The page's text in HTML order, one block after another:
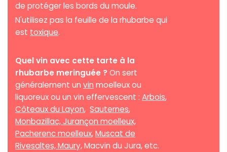
de protéger les bords du moule.
N'utilisez pas la feuille de la rhubarbe qui
est toxique.
Quel vin avec cette tarte à la
rhubarbe meringuée ? On sert
généralement un vin moelleux ou
liquoreux ou un vin effervescent : Arbois,
Côteaux du Layon, Sauternes,
Monbazillac, Jurançon moelleux,
Pacherenc moelleux,Muscat de
Rivesaltes, Maury,Macvin du Jura, etc.